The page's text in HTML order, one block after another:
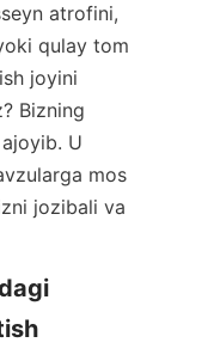
atrofini,
qulay tom
joyini
Bizning
U
mos
jozibali va